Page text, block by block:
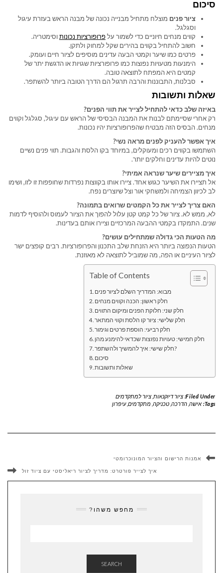
סיכום
ציור פנים מוצלח מתחיל מבנייה נכונה של מבנה הראש בעזרת עיגול
וסגלגל.
קווים מנחים חיוניים כדי לשמור עלפרופורציות נכונותוסימטריה.
חשוב להתחיל בקווים בהירים שקל למחוק ולתקן.
פרטים כמו שיער וקמטי הבעה עדינים מוסיפים לציור חיים ועומק.
הימנעות מטעויות נפוצות כמו פרופורציות שגויות או הדגשת יתר של
קמטים היא המפתח לתוצאה טובה.
סבלנות, התבוננות והרבה תרגול הם הדרך הטובה ביותר להשתפר.
שאלות ותשובות
באיזה שלב כדאי להתחיל לצייר את תווי הפנים?
רק אחרי שסיימתם לבנות את המבנה הבסיסי של הראש עם עיגול, סגלגל וקווים
מנחים. הבסיס הזה מבטיח שהפרופורציות יהיו נכונות.
איך אפשר להעניק לפנים מראה נשי?
השתמשו בקווים רכים ומעוקלים, במיוחד בקו הלסת והגבות. תווי פנים נשיים
נוטים להיות עדינים וחלקים יותר.
איך מציירים שיער שנראה אמיתי?
אל תציירו את השיער כגוש אחד. ציירו אותו בקווצות נפרדות שחופפות זו לזו, ושימו
לב לכיוון הצמיחה ולמשחקי אור וצל שיוצרים נפח.
האם צריך לצייר את כל הקמטים שרואים בתמונה?
לא, ממש לא. ציור של כל קמט קטן עלול להפוך את הציור לעמוס ולהוסיף לדמות
שנים. התמקדו בקמטי ההבעה המרכזיים וציירו אותם בעדינות.
מה הטעות הכי גדולה שמתחילים עושים?
הטעות הנפוצה ביותר היא הזנחת שלב התכנון והפרופורציות. רבים קופצים ישר
לציור העיניים או הפה, מה שמוביל לתוצאה לא מאוזנת.
Table of Contents
מבוא: המדריך השלם לציור פנים
חלק ראשון: הכנה וקווים מנחים
חלק שני: חלוקת הפנים ומיקום התווים
חלק שלישי: ציור קו הלסת וקווי המתאר
חלק רביעי: הוספת פרטים וגימור
חלק חמישי: טעויות נפוצות שכדאי להימנע מהן
חלק שישי: איך להמשיך ולהשתפר?
סיכום
שאלות ותשובות
Filed Under: ציור דיוקנאות ציור למתקדמים
Tags: אישה, הדרכה, טכניקה, מתקדמים,עיפרון
אמנות הרישום והציור המונוכרומטי
איך לצייר פורטרט: מדריך לציור ריאליסטי עם ציוד זול
מחפש משהו?
SEARCH